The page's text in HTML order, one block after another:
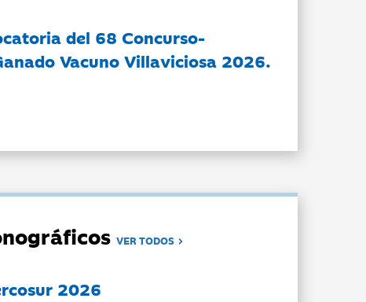
del 68 Concurso-
Vacuno Villaviciosa 2026.
VER TODOS
2026